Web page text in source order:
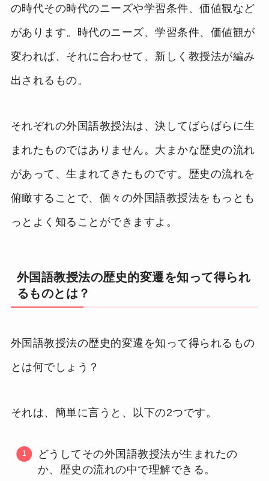
の時代その時代のニーズや学習条件、価値観など
があります。時代のニーズ、学習条件、価値観が
変われば、それに合わせて、新しく教授法が編み
出されるもの。
それぞれの外国語教授法は、決してばらばらに生
まれたものではありません。大まかな歴史の流れ
があって、生まれてきたものです。歴史の流れを
俯瞰することで、個々の外国語教授法をもっとも
っとよく知ることができますよ。
外国語教授法の歴史的変遷を知って得られ
るものとは？
外国語教授法の歴史的変遷を知って得られるもの
とは何でしょう？
それは、簡単に言うと、以下の2つです。
どうしてその外国語教授法が生まれたの
か、歴史の流れの中で理解できる。